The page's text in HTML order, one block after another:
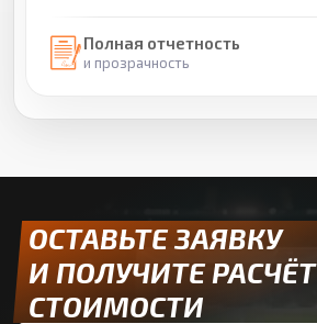
Полная отчетность
и прозрачность
ОСТАВЬТЕ ЗАЯВКУ
И ПОЛУЧИТЕ РАСЧЁТ
СТОИМОСТИ